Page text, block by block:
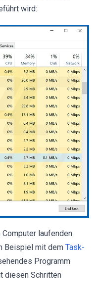
wird:
laufenden
Beispiel mit dem Task-
Programm
diesen Schritten